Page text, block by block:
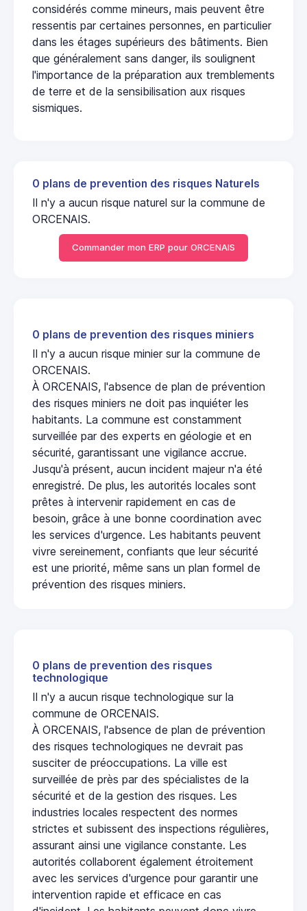
considérés comme mineurs, mais peuvent être
ressentis par certaines personnes, en particulier
dans les étages supérieurs des bâtiments. Bien
que généralement sans danger, ils soulignent
l'importance de la préparation aux tremblements
de terre et de la sensibilisation aux risques
sismiques.
0 plans de prevention des risques Naturels
Il n'y a aucun risque naturel sur la commune de
ORCENAIS.
Commander mon ERP pour ORCENAIS
0 plans de prevention des risques miniers
Il n'y a aucun risque minier sur la commune de
ORCENAIS.
À ORCENAIS, l'absence de plan de prévention
des risques miniers ne doit pas inquiéter les
habitants. La commune est constamment
surveillée par des experts en géologie et en
sécurité, garantissant une vigilance accrue.
Jusqu'à présent, aucun incident majeur n'a été
enregistré. De plus, les autorités locales sont
prêtes à intervenir rapidement en cas de
besoin, grâce à une bonne coordination avec
les services d'urgence. Les habitants peuvent
vivre sereinement, confiants que leur sécurité
est une priorité, même sans un plan formel de
prévention des risques miniers.
0 plans de prevention des risques
technologique
Il n'y a aucun risque technologique sur la
commune de ORCENAIS.
À ORCENAIS, l'absence de plan de prévention
des risques technologiques ne devrait pas
susciter de préoccupations. La ville est
surveillée de près par des spécialistes de la
sécurité et de la gestion des risques. Les
industries locales respectent des normes
strictes et subissent des inspections régulières,
assurant ainsi une vigilance constante. Les
autorités collaborent également étroitement
avec les services d'urgence pour garantir une
intervention rapide et efficace en cas